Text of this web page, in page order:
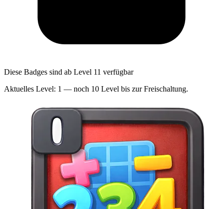
Diese Badges sind ab Level 11 verfügbar
Aktuelles Level: 1 — noch 10 Level bis zur Freischaltung.